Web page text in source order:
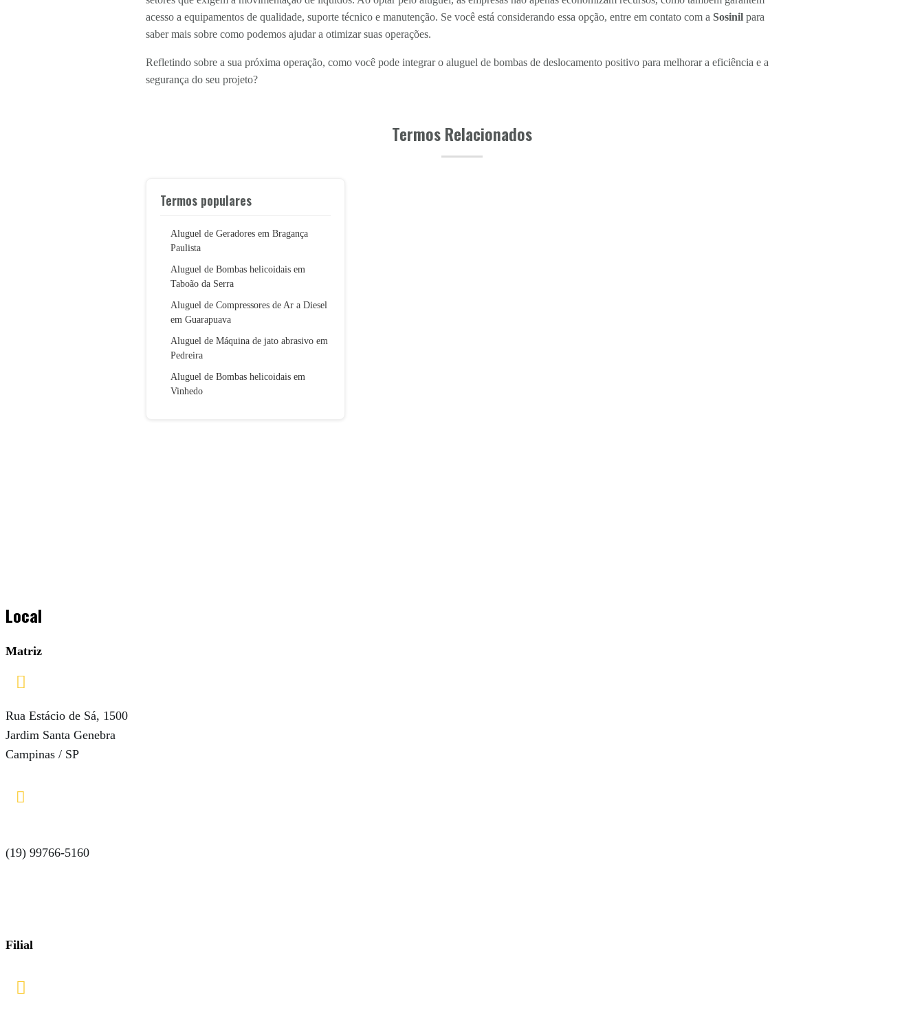
acesso a equipamentos de qualidade, suporte técnico e manutenção. Se você está considerando essa opção, entre em contato com a Sosinil para
saber mais sobre como podemos ajudar a otimizar suas operações.
Refletindo sobre a sua próxima operação, como você pode integrar o aluguel de bombas de deslocamento positivo para melhorar a eficiência e a
segurança do seu projeto?
Termos Relacionados
Termos populares
Aluguel de Geradores em Bragança
Paulista
Aluguel de Bombas helicoidais em
Taboão da Serra
Aluguel de Compressores de Ar a Diesel
em Guarapuava
Aluguel de Máquina de jato abrasivo em
Pedreira
Aluguel de Bombas helicoidais em
Vinhedo
Local
Matriz

Rua Estácio de Sá, 1500
Jardim Santa Genebra
Campinas / SP

(19) 99766-5160
Filial
